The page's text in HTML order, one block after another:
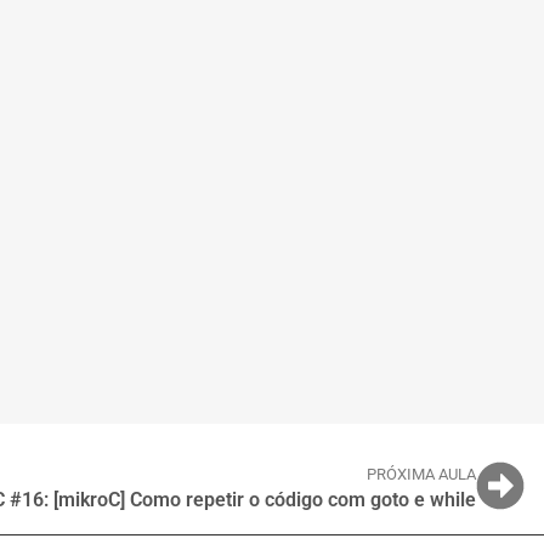
PRÓXIMA AULA
#16: [mikroC] Como repetir o código com goto e while